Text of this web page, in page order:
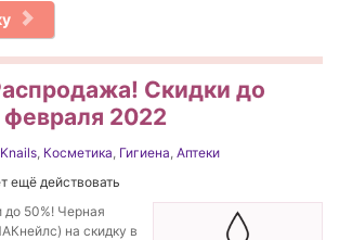
Скидки до
2022
Косметика Гигиена Аптеки
ещё действовать
50%! Черная
на скидку в